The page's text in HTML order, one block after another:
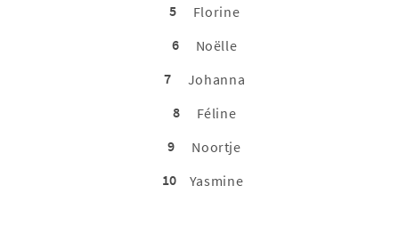
5
Florine
6
Noëlle
7
Johanna
8
Féline
9
Noortje
10
Yasmine